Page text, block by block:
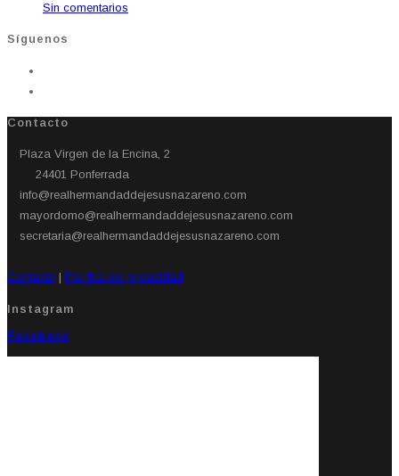
Sin comentarios
Síguenos
Contacto
Plaza Virgen de la Encina, 2
24401 Ponferrada​
info@realhermandaddejesusnazareno.com
mayordomo@realhermandaddejesusnazareno.com
secretaria@realhermandaddejesusnazareno.com
Contacto | Política de privacidad
Instagram
Facebook